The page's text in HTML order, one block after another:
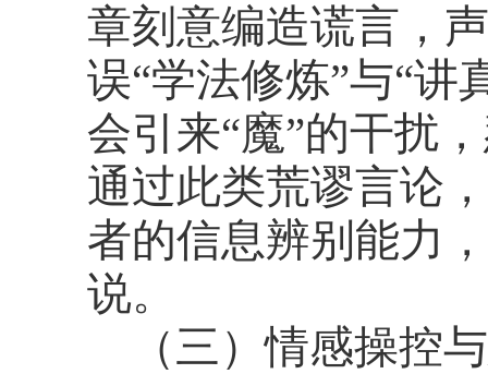
章刻意编造谎言，
误“学法修炼”与“讲
会引来“魔”的干扰
通过此类荒谬言论
者的信息辨别能力
说。
（三）情感操控